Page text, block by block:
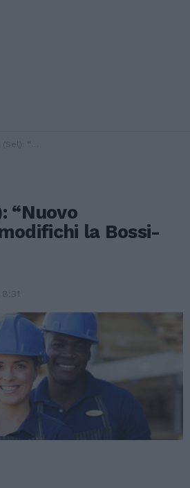
modifichi la Bossi-Fini”
“Nuovo
la Bossi-